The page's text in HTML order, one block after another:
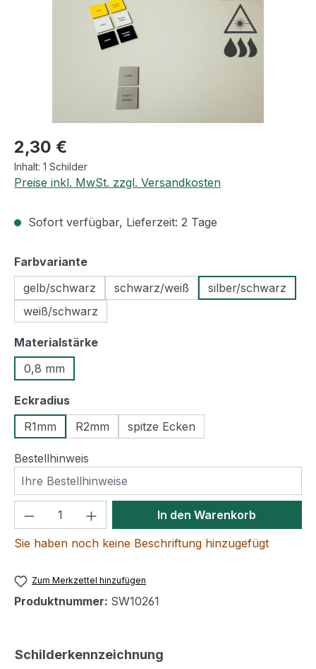
Regulärer Preis:
2,30 €
Inhalt: 1 Schilder
Preise inkl. MwSt. zzgl. Versandkosten
Sofort verfügbar, Lieferzeit: 2 Tage
Farbvarianteauswählen
gelb/schwarz
schwarz/weiß
silber/schwarz
weiß/schwarz
Materialstärkeauswählen
0,8 mm
Eckradiusauswählen
R1mm
R2mm spitze Ecken
Bestellhinweis
Produkt Anzahl: Gib denIn den Warenkorb
Sie haben noch keine Beschriftung hinzugefügt
Zum Merkzettel hinzufügen
Produktnummer: SW10261
Schilderkennzeichnung